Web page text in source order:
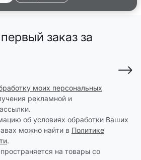
заказ за
моих персональных
рекламной и
об условиях обработки Ваших
можно найти в Политике
.
на товары со